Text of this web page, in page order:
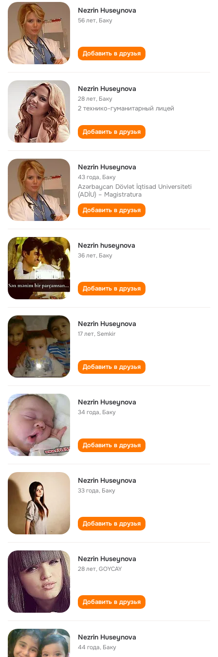
Nezrin Huseynova
56 лет, Баку
Добавить в друзья
Nezrin Huseynova
28 лет, Баку
2 технико-гуманитарный лицей
Добавить в друзья
Nezrin Huseynova
43 года, Баку
Azərbaycan Dövlət İqtisad Universiteti
(ADİU) – Magistratura
Добавить в друзья
Nezrin huseynova
36 лет, Баку
Добавить в друзья
Nezrin Huseynova
17 лет, Semkir
Добавить в друзья
Nezrin Huseynova
34 года, Баку
Добавить в друзья
Nezrin Huseynova
33 года, Баку
Добавить в друзья
Nezrin Huseynova
28 лет,GOYCAY
Добавить в друзья
Nezrin Huseynova
44 года, Баку